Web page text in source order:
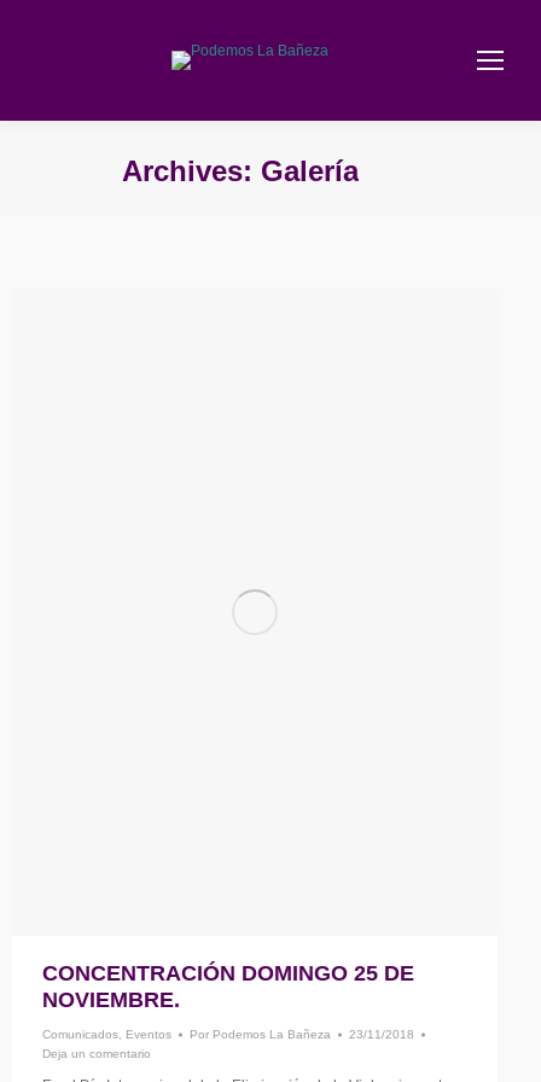
Archives: Galería
CONCENTRACIÓN DOMINGO 25 DE
NOVIEMBRE.
Comunicados Eventos Por Podemos La Bañeza
23/11/2018
Deja un comentario